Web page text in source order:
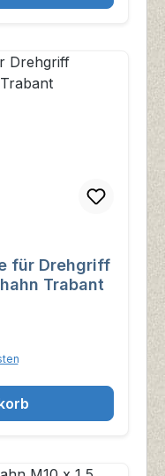
für Drehgriff
Trabant